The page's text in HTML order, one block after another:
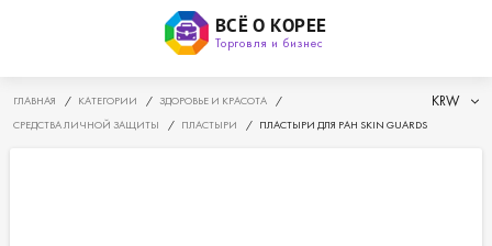
ВСЁ О КОРЕЕ
Торговля и бизнес
ГЛАВНАЯ / КАТЕГОРИИ / ЗДОРОВЬЕ И КРАСОТА
/
СРЕДСТВА ЛИЧНОЙ ЗАЩИТЫ
/ ПЛАСТЫРИ / ПЛАСТЫРИ ДЛЯ РАН SKIN GUARDS
KRW